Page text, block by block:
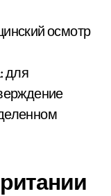
осмотр
для